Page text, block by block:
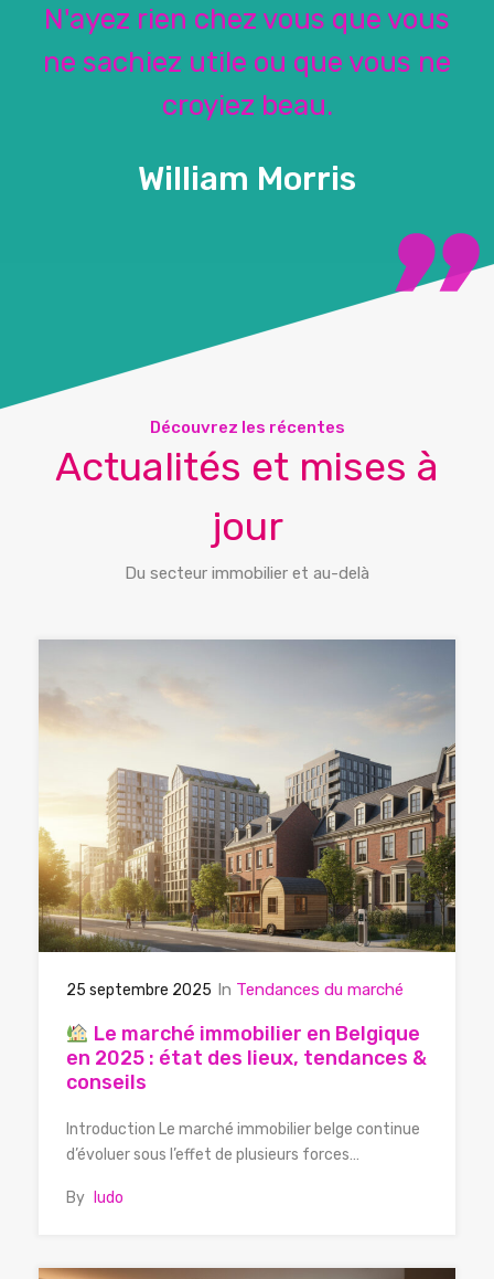
N'ayez rien chez vous que vous
ne sachiez utile ou que vous ne
croyiez beau.
William Morris
Découvrez les récentes
Actualités et mises à
jour
Du secteur immobilier et au-delà
25 septembre 2025 In Tendances du marché
Le marché immobilier en Belgique
en 2025 : état des lieux, tendances &
conseils
Introduction Le marché immobilier belge continue
d’évoluer sous l’effet de plusieurs forces…
By ludo